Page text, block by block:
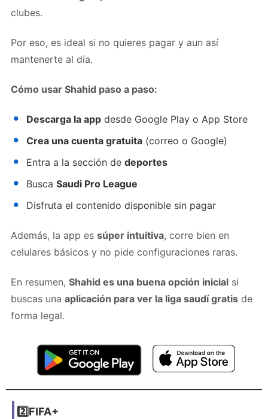
clubes.
Por eso, es ideal si no quieres pagar y aun así
mantenerte al día.
Cómo usar Shahid paso a paso:
Descarga la app desde Google Play o App Store
Crea una cuenta gratuita (correo o Google)
Entra a la sección de deportes
Busca Saudi Pro League
Disfruta el contenido disponible sin pagar
Además, la app es súper intuitiva, corre bien en
celulares básicos y no pide configuraciones raras.
En resumen, Shahid es una buena opción inicial si
buscas una aplicación para ver la liga saudí gratis de
forma legal.
2️⃣FIFA+